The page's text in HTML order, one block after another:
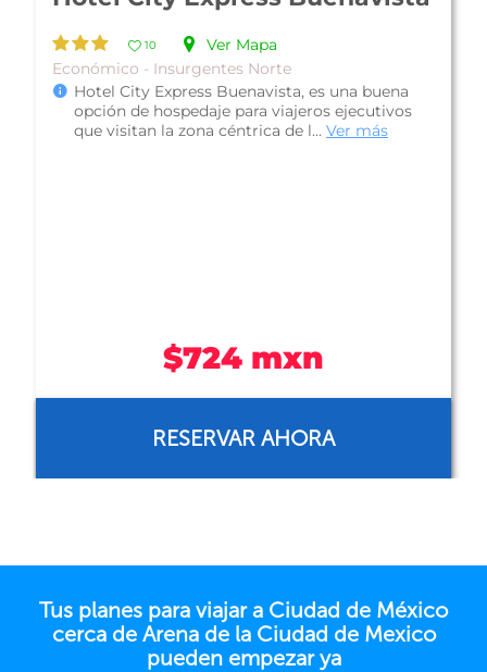
10
Ver Mapa
Económico - Insurgentes Norte
Hotel Cartagena, es una propiedad con una
buena ubicación en la zona norte de la Ciudad
de México, ofrece fácil acceso a l...Ver más
$391 mxn
RESERVAR AHORA
Tus planes para viajar a Ciudad de México
cerca de Arena de la Ciudad de Mexico
pueden empezar ya